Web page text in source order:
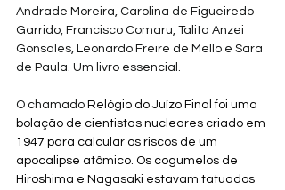
Andrade Moreira, Carolina de Figueiredo
Garrido, Francisco Comaru, Talita Anzei
Gonsales, Leonardo Freire de Mello e Sara
de Paula. Um livro essencial.
O chamado Relógio do Juízo Final foi uma
bolação de cientistas nucleares criado em
1947 para calcular os riscos de um
apocalipse atômico. Os cogumelos de
Hiroshima e Nagasaki estavam tatuados